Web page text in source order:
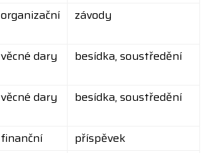
organizační závody
věcné dary besídka, soustředění
věcné dary besídka, soustředění
finanční
příspěvek